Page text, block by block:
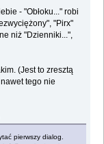
- "Obłoku..." robi
"Pirx"
niż "Dzienniki...",
(Jest to zresztą
tego nie
pierwszy dialog.